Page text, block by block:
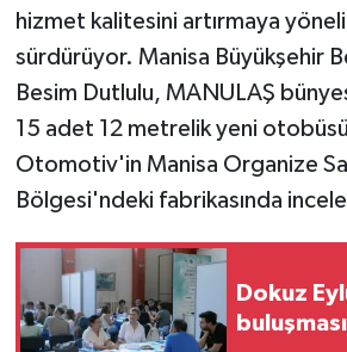
hizmet kalitesini artırmaya yönelik
sürdürüyor. Manisa Büyükşehir
Besim Dutlulu, MANULAŞ
15 adet 12 metrelik yeni
Otomotiv'in Manisa Organize
Bölgesi'ndeki fabrikasında
Dokuz
buluşması